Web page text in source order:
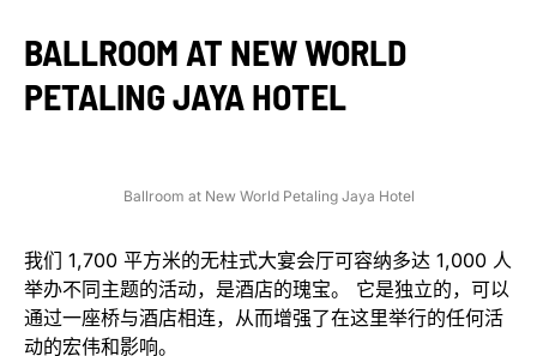
BALLROOM AT NEW WORLD
PETALING JAYA HOTEL
Ballroom at New World Petaling Jaya Hotel
我们 1,700 平方米的无柱式大宴会厅可容纳多达 1,000 人
举办不同主题的活动，是酒店的瑰宝。 它是独立的，可以
通过一座桥与酒店相连，从而增强了在这里举行的任何活
动的宏伟和影响。